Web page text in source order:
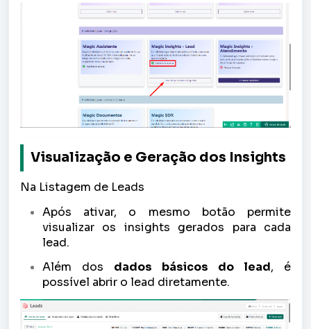
Visualização e Geração dos Insights
Na Listagem de Leads
Após ativar, o mesmo botão permite
visualizar os insights gerados para cada
lead.
Além dos dados básicos do lead, é
possível abrir o lead diretamente.